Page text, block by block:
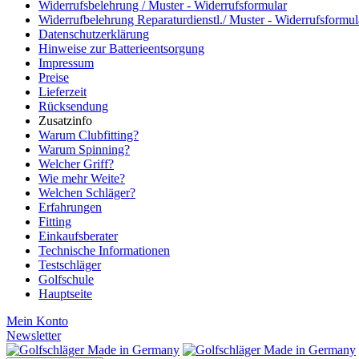
Widerrufsbelehrung / Muster - Widerrufsformular
Widerrufbelehrung Reparaturdienstl./ Muster -
Datenschutzerklärung
Hinweise zur Batterieentsorgung
Impressum
Preise
Lieferzeit
Rücksendung
Zusatzinfo
Warum Clubfitting?
Warum Spinning?
Welcher Griff?
Wie mehr Weite?
Welchen Schläger?
Erfahrungen
Fitting
Einkaufsberater
Technische Informationen
Testschläger
Golfschule
Hauptseite
Mein Konto
Newsletter